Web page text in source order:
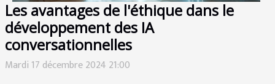
Les avantages de l'éthique dans le
développement des IA
conversationnelles
Mardi 17 décembre 2024 21:00